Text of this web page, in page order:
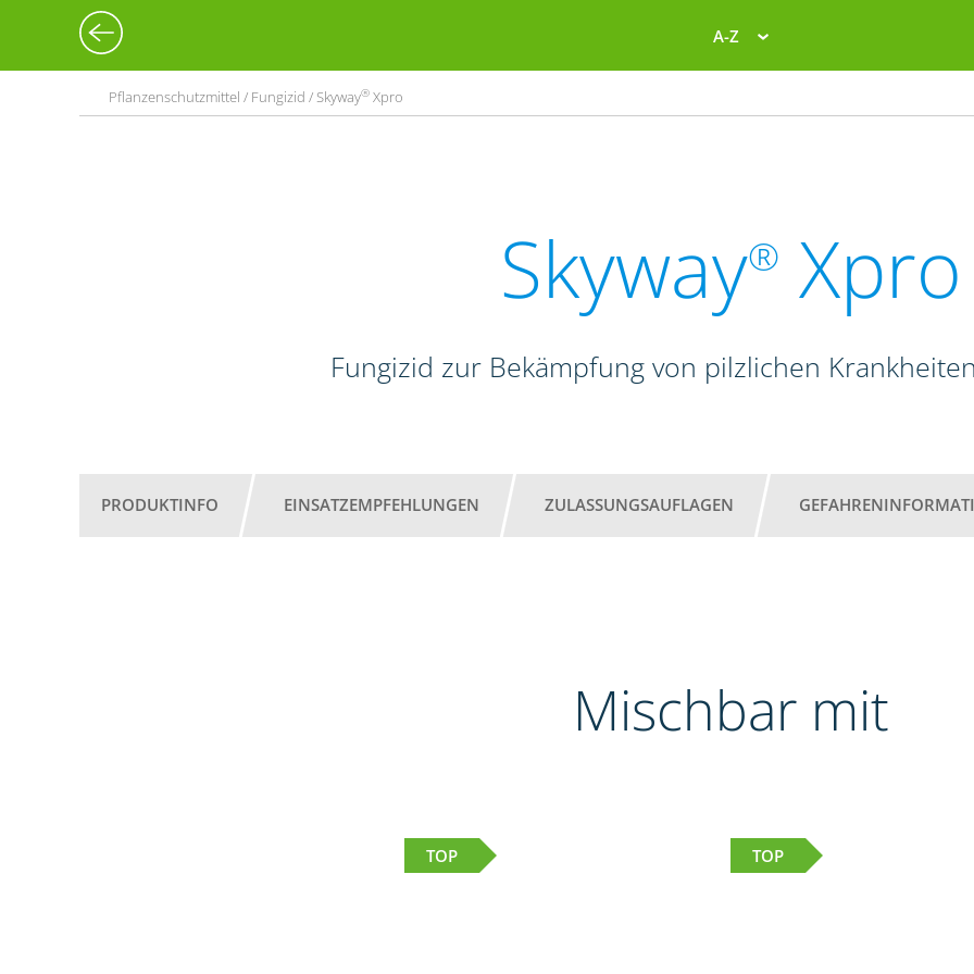
A-Z
Pflanzenschutzmittel / Fungizid / Skyway® Xpro
Skyway® Xpro
Fungizid zur Bekämpfung von pilzlichen
PRODUKTINFO EINSATZEMPFEHLUNGEN ZULASSUNGSAUFLAGEN
Mischbar mit
TOP TOP